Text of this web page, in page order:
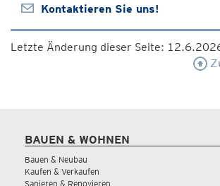
Kontaktieren Sie uns!
Letzte Änderung dieser Seite:
BAUEN & WOHNEN
Bauen & Neubau
Kaufen & Verkaufen
Sanieren & Renovieren